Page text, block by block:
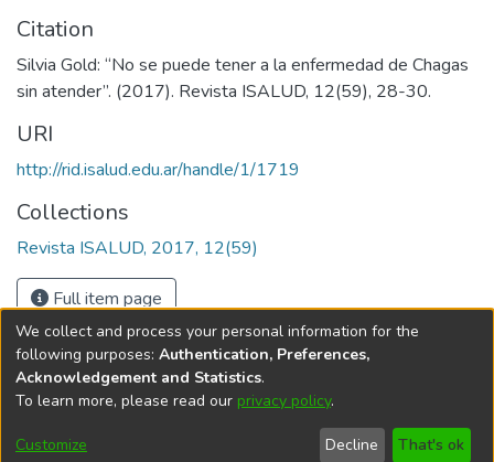
Citation
Silvia Gold: “No se puede tener a la enfermedad de Chagas
sin atender”. (2017). Revista ISALUD, 12(59), 28-30.
URI
http://rid.isalud.edu.ar/handle/1/1719
Collections
Revista ISALUD, 2017, 12(59)
Full item page
DSpace softwarecopyright © 2002-2026
Cookie
End User
Send
We collect and process your personal information for the
following purposes: Authentication, Preferences,
Acknowledgement and Statistics.
To learn more, please read our privacy policy.
Customize Decline That's ok